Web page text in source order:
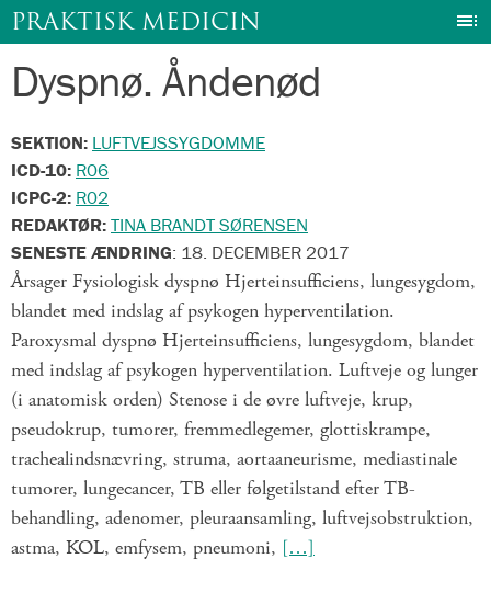
Gå
PRAKTISK MEDICIN
Dyspnø. Åndenød
SEKTION: LUFTVEJSSYGDOMME
ICD-10: R06
ICPC-2: R02
REDAKTØR:TINA BRANDT SØRENSEN
SENESTE ÆNDRING: 18. DECEMBER 2017
Årsager Fysiologisk dyspnø Hjerteinsufficiens, lungesygdom,
blandet med indslag af psykogen hyperventilation.
Paroxysmal dyspnø Hjerteinsufficiens, lungesygdom, blandet
med indslag af psykogen hyperventilation. Luftveje og lunger
(i anatomisk orden) Stenose i de øvre luftveje, krup,
pseudokrup, tumorer, fremmedlegemer, glottiskrampe,
trachealindsnævring, struma, aortaaneurisme, mediastinale
tumorer, lungecancer, TB eller følgetilstand efter TB-
behandling, adenomer, pleuraansamling, luftvejsobstruktion,
astma, KOL, emfysem, pneumoni, […]